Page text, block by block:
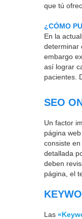
que tú
¿CÓMO
En la
determinar
embargo
así lograr
pacientes.
SEO
Un factor
página
consiste
detallada
deben
página, el
Las